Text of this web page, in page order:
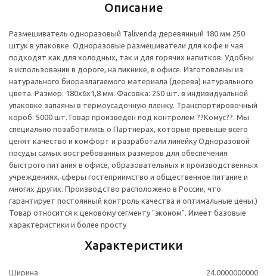
Описание
Размешиватель одноразовый Talivenda деревянный 180 мм 250
штук в упаковке. Одноразовые размешиватели для кофе и чая
подходят как для холодных, так и для горячих напитков. Удобны
в использовании в дороге, на пикнике, в офисе. Изготовлены из
натурального биоразлагаемого материала (дерева) натурального
цвета. Размер: 180x6x1,8 мм. Фасовка: 250 шт. в индивидуальной
упаковке запаяны в термоусадочную пленку. Транспортировочный
короб: 5000 шт.Товар произведен под контролем ??Комус??. Мы
специально позаботились о Партнерах, которые превыше всего
ценят качество и комфорт и разработали линейку Одноразовой
посуды самых востребованных размеров для обеспечения
быстрого питания в офисе, образовательных и производственных
учреждениях, сферы гостеприимство и общественное питание и
многих других. Производство расположено в России, что
гарантирует постоянный контроль качества и оптимальные цены.)
Товар относится к ценовому сегменту "эконом". Имеет базовые
характеристики и более просту
Характеристики
Ширина
24.0000000000